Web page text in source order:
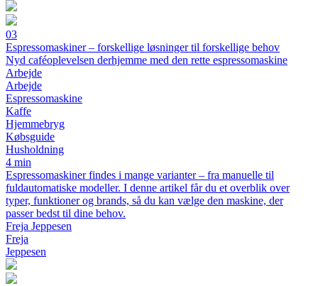
03
Espressomaskiner – forskellige løsninger til forskellige behov
Nyd caféoplevelsen derhjemme med den rette espressomaskine
Arbejde
Arbejde
Espressomaskine
Kaffe
Hjemmebryg
Købsguide
Husholdning
4 min
Espressomaskiner findes i mange varianter – fra manuelle til
fuldautomatiske modeller. I denne artikel får du et overblik over
typer, funktioner og brands, så du kan vælge den maskine, der
passer bedst til dine behov.
Freja Jeppesen
Freja
Jeppesen